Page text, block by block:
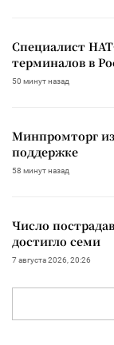
Специалист
терминалов в
50 минут назад
Минпромторг
поддержке
58 минут назад
Число
достигло семи
7 августа 2026, 20:26